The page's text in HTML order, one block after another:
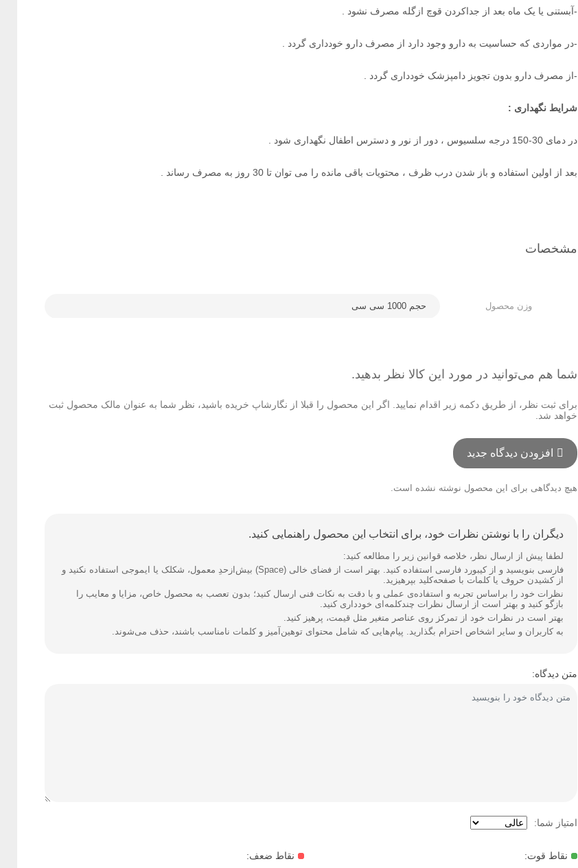
-آبستنی یا یک ماه بعد از جداکردن قوچ ازگله مصرف نشود .
-در مواردی که حساسیت به دارو وجود دارد از مصرف دارو خودداری گردد .
-از مصرف دارو بدون تجویز دامپزشک خودداری گردد .
شرایط نگهداری :
در دمای 30-150 درجه سلسیوس ، دور از نور و دسترس اطفال نگهداری شود .
بعد از اولین استفاده و باز شدن درب ظرف ، محتویات باقی مانده را می توان تا 30 روز به مصرف رساند .
مشخصات
وزن محصول حجم 1000 سی سی
شما هم می‌توانید در مورد این کالا نظر بدهید.
برای ثبت نظر، از طریق دکمه زیر اقدام نمایید. اگر این محصول را قبلا از نگارشاپ خریده باشید، نظر شما به عنوان مالک محصول ثبت
خواهد شد.
افزودن دیدگاه جدید
هیچ دیدگاهی برای این محصول نوشته نشده است.
دیگران را با نوشتن نظرات خود، برای انتخاب این محصول راهنمایی کنید.
لطفا پیش از ارسال نظر، خلاصه قوانین زیر را مطالعه کنید:
فارسی بنویسید و از کیبورد فارسی استفاده کنید. بهتر است از فضای خالی (Space) بیش‌از‌حدِ معمول، شکلک یا ایموجی استفاده نکنید و
از کشیدن حروف یا کلمات با صفحه‌کلید بپرهیزید.
نظرات خود را براساس تجربه و استفاده‌ی عملی و با دقت به نکات فنی ارسال کنید؛ بدون تعصب به محصول خاص، مزایا و معایب را
بازگو کنید و بهتر است از ارسال نظرات چندکلمه‌‌ای خودداری کنید.
بهتر است در نظرات خود از تمرکز روی عناصر متغیر مثل قیمت، پرهیز کنید.
به کاربران و سایر اشخاص احترام بگذارید. پیام‌هایی که شامل محتوای توهین‌آمیز و کلمات نامناسب باشند، حذف می‌شوند.
متن دیدگاه:
امتیاز شما:
نقاط قوت: نقاط ضعف: